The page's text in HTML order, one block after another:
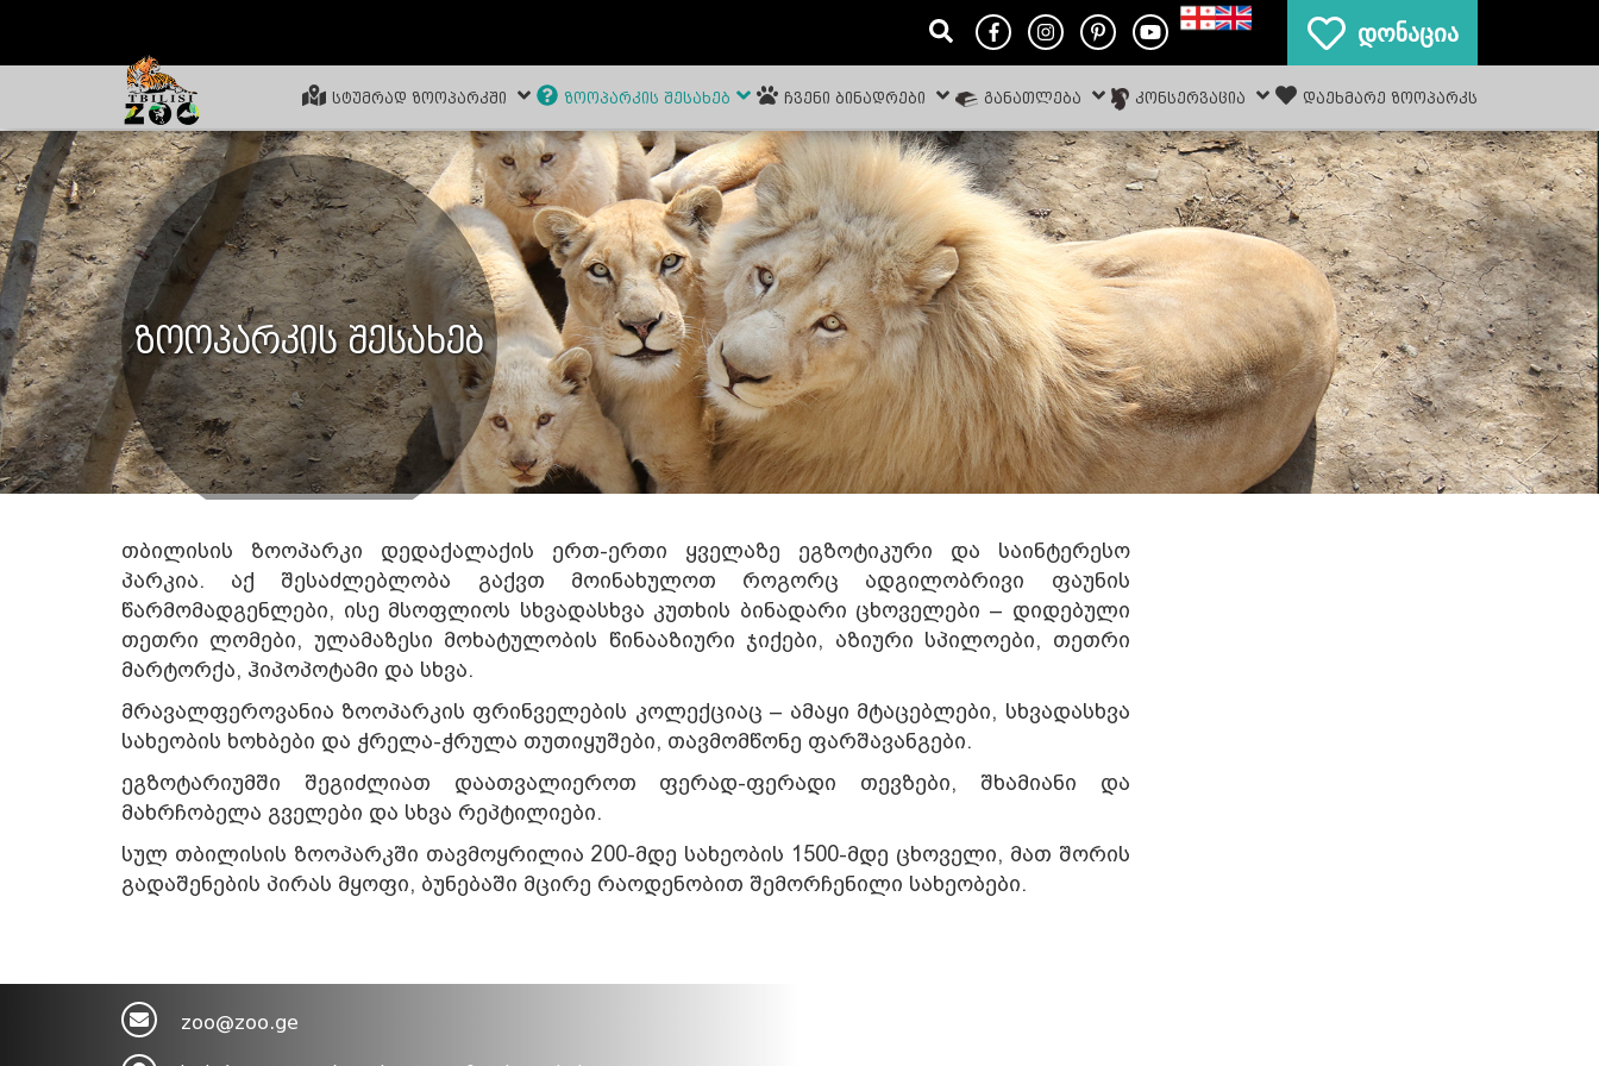
დონაცია
ᲡᲢᲣᲛᲠᲐᲓ ᲖᲝᲝᲞᲐᲠᲙᲨᲘ ᲖᲝᲝᲞᲐᲠᲙᲘᲡ ᲨᲔᲡᲐᲮᲔᲑ ᲩᲕᲔᲜᲘ ᲑᲘᲜᲐᲓᲠᲔᲑᲘ ᲒᲐᲜᲐᲗᲚᲔᲑᲐ ᲙᲝᲜᲡᲔᲠᲕᲐᲪᲘᲐ ᲓᲐᲔᲮᲛᲐᲠᲔ ᲖᲝᲝᲞᲐᲠᲙᲡ
ზოოპარკის შესახებ
თბილისის ზოოპარკი დედაქალაქის ერთ-ერთი ყველაზე ეგზოტიკური და საინტერესო
პარკია. აქ შესაძლებლობა გაქვთ მოინახულოთ როგორც ადგილობრივი ფაუნის
წარმომადგენლები, ისე მსოფლიოს სხვადასხვა კუთხის ბინადარი ცხოველები – დიდებული
თეთრი ლომები, ულამაზესი მოხატულობის წინააზიური ჯიქები, აზიური სპილოები, თეთრი
მარტორქა, ჰიპოპოტამი და სხვა.
მრავალფეროვანია ზოოპარკის ფრინველების კოლექციაც – ამაყი მტაცებლები, სხვადასხვა
სახეობის ხოხბები და ჭრელა-ჭრულა თუთიყუშები, თავმომწონე ფარშავანგები.
ეგზოტარიუმში შეგიძლიათ დაათვალიეროთ ფერად-ფერადი თევზები, შხამიანი და
მახრჩობელა გველები და სხვა რეპტილიები.
სულ თბილისის ზოოპარკში თავმოყრილია 200-მდე სახეობის 1500-მდე ცხოველი, მათ შორის
გადაშენების პირას მყოფი, ბუნებაში მცირე რაოდენობით შემორჩენილი სახეობები.
zoo@zoo.ge